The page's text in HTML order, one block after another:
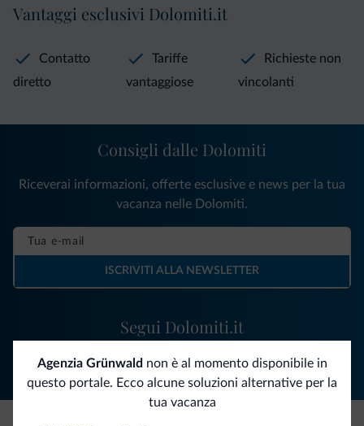
Agenzia Grünwald non è al momento disponibile in
questo portale. Ecco alcune soluzioni alternative per la
tua vacanza
Vantaggi esclusivi Dolomiti.it
Contatto
diretto
Tariffe
vantaggiose
Richieste non
vincolanti
Segui Dolomiti.it
Consigli dalle Dolomiti
Riceverai informazioni, offerte esclusive e news per la tua
vacanza nelle Dolomiti.
ISCRIVITI ALLA NEWSLETTER